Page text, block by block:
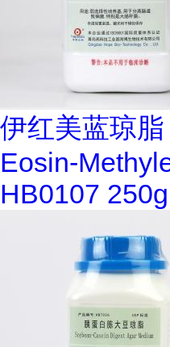
伊红美蓝琼脂
Eosin-
HB0107 250g